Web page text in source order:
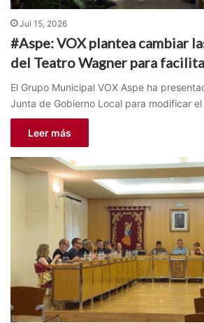
Jul 15, 2026
#Aspe: VOX plantea cambiar
del Teatro Wagner para
El Grupo Municipal VOX Aspe ha
Junta de Gobierno Local para modificar
Leer más